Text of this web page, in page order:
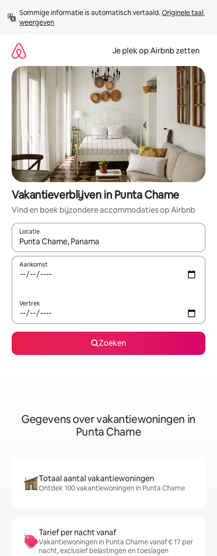
direct
naar
Sommige informatie is automatisch vertaald. Originele taal
weergeven
Je plek op Airbnb zetten
Vakantieverblijven in Punta Chame
Vind en boek bijzondere accommodaties op Airbnb
Locatie
Wanneer er resultaten beschikbaar zijn, maak je een keuze
Aankomst
Vertrek
Zoeken
Gegevens over vakantiewoningen in
Punta Chame
Totaal aantal vakantiewoningen
Ontdek 100 vakantiewoningen in Punta Chame
Tarief per nacht vanaf
Vakantiewoningen in Punta Chame vanaf € 17 per
nacht, exclusief belastingen en toeslagen